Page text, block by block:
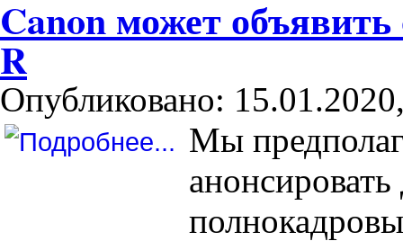
Canon может объявить
R
Опубликовано:
Мы